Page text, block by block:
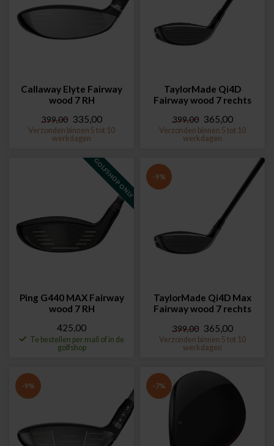
Callaway Elyte Fairway
wood 7 RH
399,00 335,00
Verzonden binnen 5 tot 10
werkdagen
TaylorMade Qi4D
Fairway wood 7 rechts
399,00 365,00
Verzonden binnen 5 tot 10
werkdagen
GOLFSHOP ONLY
Ping G440 MAX Fairway
wood 7 RH
425,00
Te bestellen per mail of in de
golfshop
-9%
TaylorMade Qi4D Max
Fairway wood 7 rechts
399,00 365,00
Verzonden binnen 5 tot 10
werkdagen
-9% -7%